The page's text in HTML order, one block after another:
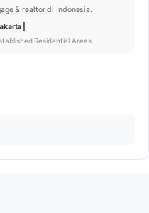
& realtor di Indonesia.
|
Residential Areas.